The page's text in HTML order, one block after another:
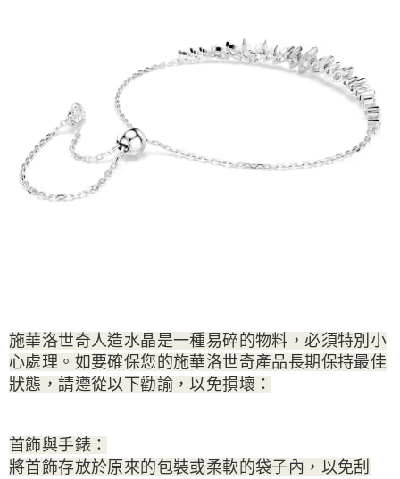
施華洛世奇人造水晶是一種易碎的物料，必須特別小
心處理。如要確保您的施華洛世奇產品長期保持最佳
狀態，請遵從以下勸諭，以免損壞：
首飾與手錶：
將首飾存放於原來的包裝或柔軟的袋子內，以免刮